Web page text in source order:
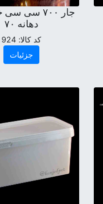
جار ۷۰۰ سی
دهانه ۷۰
کد کالا:924
جزئیات